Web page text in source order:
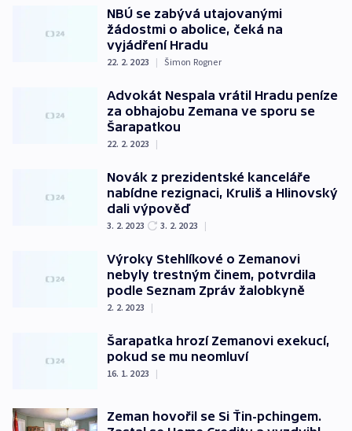
NBÚ se zabývá utajovanými
žádostmi o abolice, čeká na
vyjádření Hradu
22. 2. 2023 | Šimon Rogner
Advokát Nespala vrátil Hradu peníze
za obhajobu Zemana ve sporu se
Šarapatkou
22. 2. 2023 |
Novák z prezidentské kanceláře
nabídne rezignaci, Kruliš a Hlinovský
dali výpověď
3. 2. 2023 3. 2. 2023 |
Výroky Stehlíkové o Zemanovi
nebyly trestným činem, potvrdila
podle Seznam Zpráv žalobkyně
2. 2. 2023 |
Šarapatka hrozí Zemanovi exekucí,
pokud se mu neomluví
16. 1. 2023 |
Zeman hovořil se Si Ťin-pchingem.